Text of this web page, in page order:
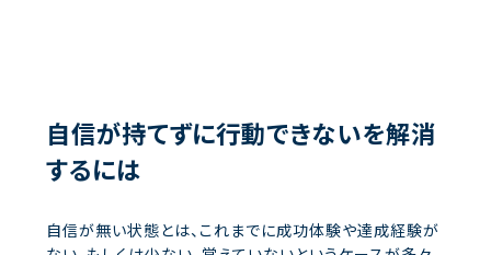
自信が持てずに行動できないを解消
するには
自信が無い状態とは、これまでに成功体験や達成経験が